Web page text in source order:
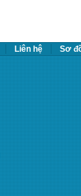
Liên hệ Sơ